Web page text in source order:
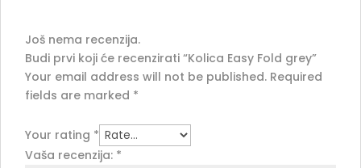
Još nema recenzija.
Budi prvi koji će recenzirati “Kolica Easy Fold grey”
Your email address will not be published. Required
fields are marked *
Your rating *
Vaša recenzija: *